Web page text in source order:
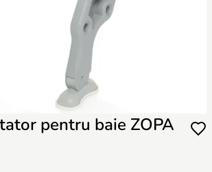
pentru baie ZOPA